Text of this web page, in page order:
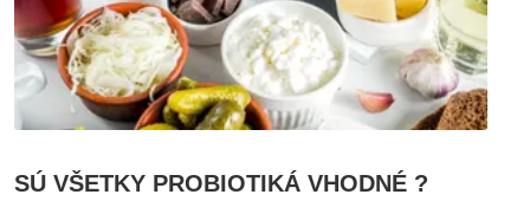
SÚ VŠETKY PROBIOTIKÁ VHODNÉ ?